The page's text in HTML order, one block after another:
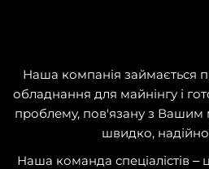
Наша компанія займається
обладнання для майнінгу і
проблему, пов'язану з Вашим
швидко, надійно
Наша команда спеціалістів –